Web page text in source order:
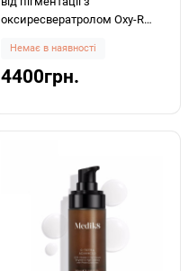
оксиресвератролом Oxy-R
Немає в наявності
4400грн.